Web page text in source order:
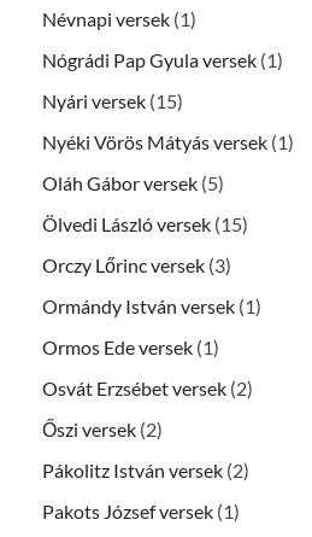
Névnapi versek (1)
Nógrádi Pap Gyula versek (1)
Nyári versek (15)
Nyéki Vörös Mátyás versek (1)
Oláh Gábor versek (5)
Ölvedi László versek (15)
Orczy Lőrinc versek (3)
Ormándy István versek (1)
Ormos Ede versek (1)
Osvát Erzsébet versek (2)
Őszi versek (2)
Pákolitz István versek (2)
Pakots József versek (1)